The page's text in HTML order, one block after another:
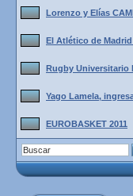
Lorenzo y Elías
El Atlético de
Rugby Universitario
Yago Lamela,
EUROBASKET 2011